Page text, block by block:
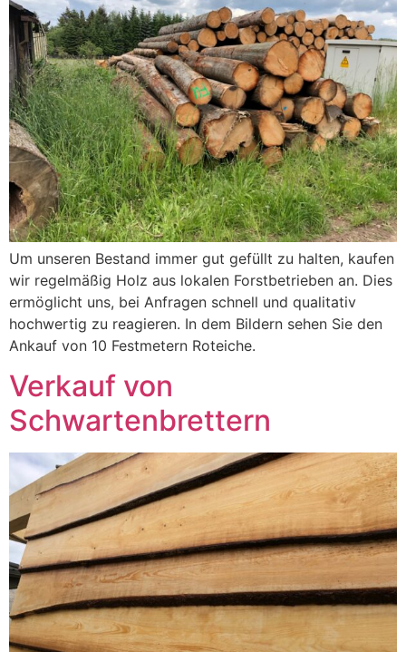
Um unseren Bestand immer gut gefüllt zu halten, kaufen
wir regelmäßig Holz aus lokalen Forstbetrieben an. Dies
ermöglicht uns, bei Anfragen schnell und qualitativ
hochwertig zu reagieren. In dem Bildern sehen Sie den
Ankauf von 10 Festmetern Roteiche.
Verkauf von
Schwartenbrettern